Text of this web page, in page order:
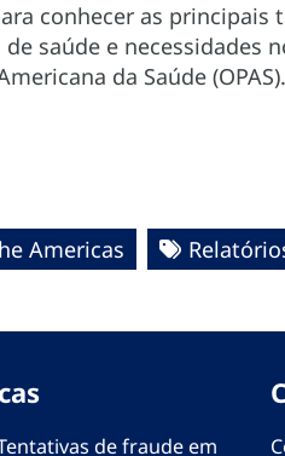
conhecer as
saúde e necessidades
da Saúde (OPAS).
Americas
de fraude em